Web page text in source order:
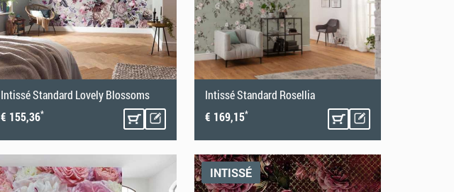
Intissé Standard Lovely Blossoms
€ 155,36*
Intissé Standard Rosellia
€ 169,15*
INTISSÉ